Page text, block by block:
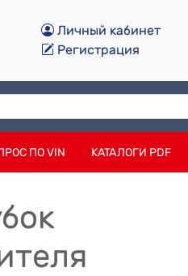
Личный кабинет
Регистрация
ПО VIN КАТАЛОГИ PDF